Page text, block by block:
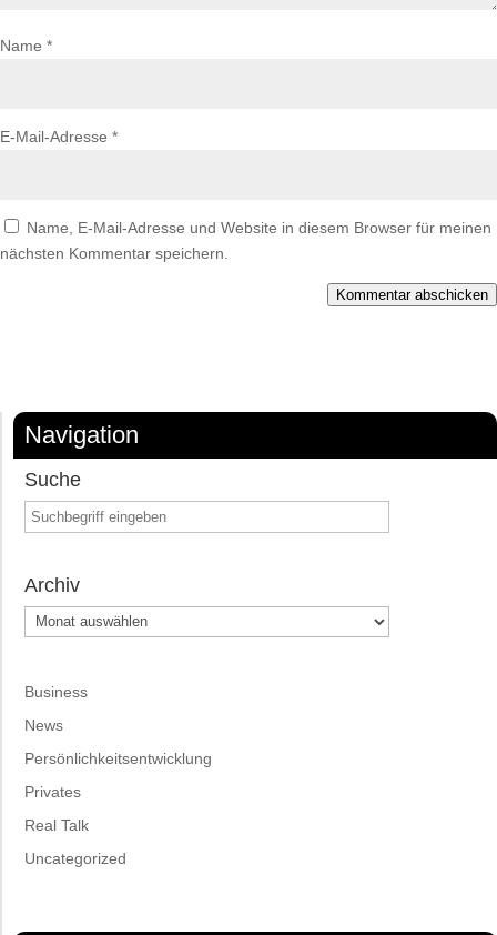
Name *
E-Mail-Adresse *
Name, E-Mail-Adresse und Website in diesem Browser für meinen
nächsten Kommentar speichern.
Kommentar abschicken
Navigation
Suche
Archiv
Archiv
Business
News
Persönlichkeitsentwicklung
Privates
Real Talk
Uncategorized